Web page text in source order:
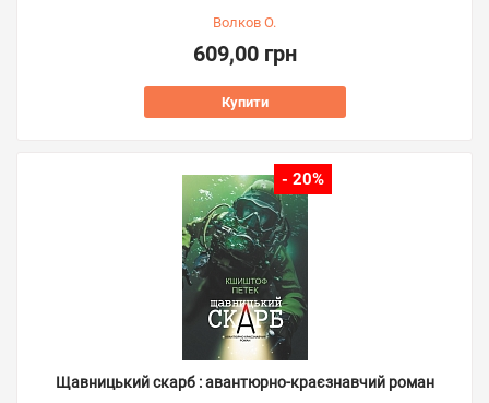
Волков О.
609,00 грн
Купити
- 20%
Щавницький скарб : авантюрно-краєзнавчий роман